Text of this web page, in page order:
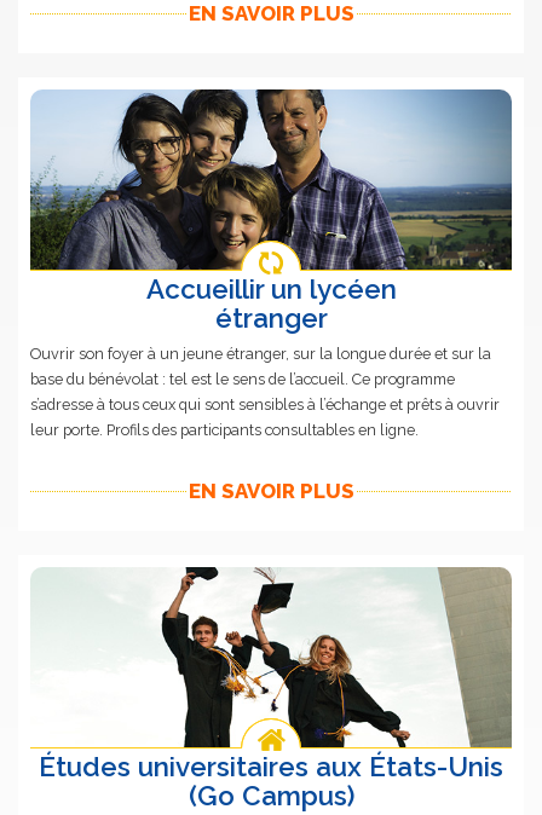
EN SAVOIR PLUS
Accueillir un lycéen
étranger
Ouvrir son foyer à un jeune étranger, sur la longue durée et sur la
base du bénévolat : tel est le sens de l’accueil. Ce programme
s’adresse à tous ceux qui sont sensibles à l’échange et prêts à ouvrir
leur porte. Profils des participants consultables en ligne.
EN SAVOIR PLUS
Études universitaires aux États-Unis
(Go Campus)